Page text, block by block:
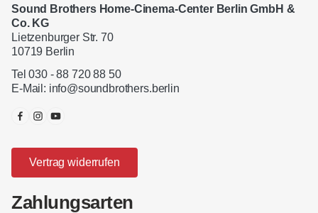
Sound Brothers Home-Cinema-Center Berlin GmbH &
Co. KG
Lietzenburger Str. 70
10719 Berlin
Tel 030 - 88 720 88 50
E-Mail: info@soundbrothers.berlin
Vertrag widerrufen
Zahlungsarten